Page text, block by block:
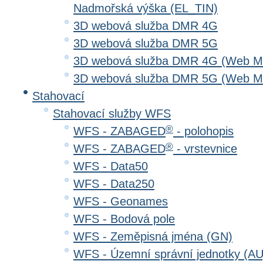
Nadmořská výška (EL_TIN)
3D webová služba DMR 4G
3D webová služba DMR 5G
3D webová služba DMR 4G (Web
3D webová služba DMR 5G (Web
Stahovací
Stahovací služby WFS
WFS - ZABAGED® - polohopis
WFS - ZABAGED® - vrstevnice
WFS - Data50
WFS - Data250
WFS - Geonames
WFS - Bodová pole
WFS - Zeměpisná jména (GN)
WFS - Územní správní jednotky